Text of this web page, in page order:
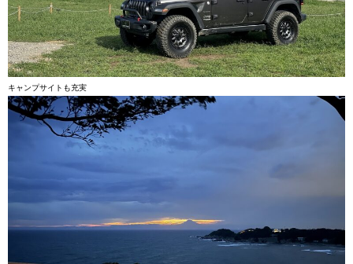
キャンプサイトも充実